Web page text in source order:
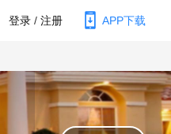
登录 / 注册 APP下载